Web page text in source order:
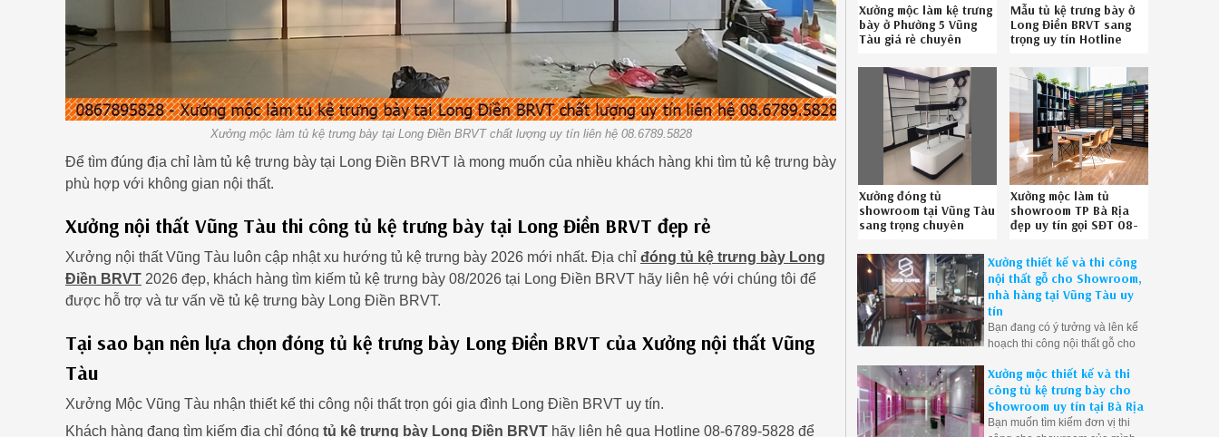
Xưởng mộc làm tủ kệ trưng bày tại Long Điền BRVT chất lượng uy tín liên hệ 08.6789.5828
Để tìm đúng địa chỉ làm tủ kệ trưng bày tại Long Điền BRVT là mong muốn của nhiều khách hàng khi tìm tủ kệ trưng bày
phù hợp với không gian nội thất.
Xưởng nội thất Vũng Tàu thi công tủ kệ trưng bày tại Long Điền BRVT đẹp rẻ
Xưởng nội thất Vũng Tàu luôn cập nhật xu hướng tủ kệ trưng bày 2026 mới nhất. Địa chỉ đóng tủ kệ trưng bày Long
Điền BRVT 2026 đẹp, khách hàng tìm kiếm tủ kệ trưng bày 08/2026 tại Long Điền BRVT hãy liên hệ với chúng tôi để
được hỗ trợ và tư vấn về tủ kệ trưng bày Long Điền BRVT.
Tại sao bạn nên lựa chọn đóng tủ kệ trưng bày Long Điền BRVT của Xưởng nội thất Vũng
Tàu
Xưởng Mộc Vũng Tàu nhận thiết kế thi công nội thất trọn gói gia đình Long Điền BRVT uy tín.
Khách hàng đang tìm kiếm địa chỉ đóng tủ kệ trưng bày Long Điền BRVT hãy liên hệ qua Hotline 08-6789-5828 để
Xưởng mộc làm kệ trưng
bày ở Phường 5 Vũng
Tàu giá rẻ chuyên
086789.5828
Mẫu tủ kệ trưng bày ở
Long Điền BRVT sang
trọng uy tín Hotline
Xưởng đóng tủ
showroom tại Vũng Tàu
sang trọng chuyên
0867895828
Xưởng mộc làm tủ
showroom TP Bà Rịa
đẹp uy tín gọi SĐT 08-
Xưởng thiết kế và thi công
nội thất gỗ cho Showroom,
nhà hàng tại Vũng Tàu uy
tín
Bạn đang có ý tưởng và lên kế
hoạch thi công nội thất gỗ cho
của mình cần tìm đơn vị thi công.
Hãy liên hệ với Mộc Vũng Tàu
để được tư vấn và thực hiện ý
tưởng của mình thành hiện thực.
Xưởng mộc thiết kế và thi
công tủ kệ trưng bày cho
Showroom uy tín tại Bà Rịa
Bạn muốn tìm kiếm đơn vị thi